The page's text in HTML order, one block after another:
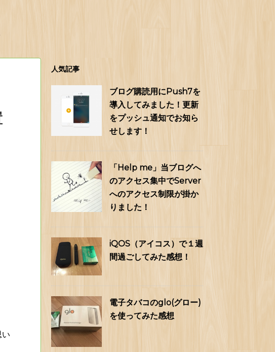
い
人気記事
ブログ購読用にPush7を
導入してみました！更新
をプッシュ通知でお知ら
せします！
「Help me」当ブログへ
のアクセス集中でServer
へのアクセス制限が掛か
りました！
iQOS（アイコス）で１週
間過ごしてみた感想！
電子タバコのglo(グロー)
を使ってみた感想